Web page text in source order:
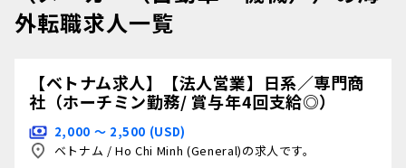
外転職求人一覧
【ベトナム求人】【法人営業】日系／専門商
社（ホーチミン勤務/ 賞与年4回支給◎）
2,000 〜 2,500 (USD)
ベトナム /Ho Chi Minh (General)の求人です。